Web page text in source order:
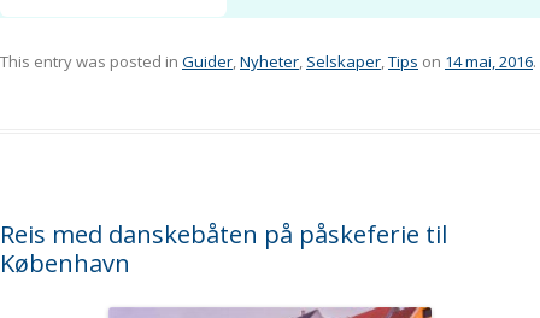
This entry was posted in Guider,Nyheter, Selskaper,Tips on 14 mai, 2016.
Reis med danskebåten på påskeferie til
København